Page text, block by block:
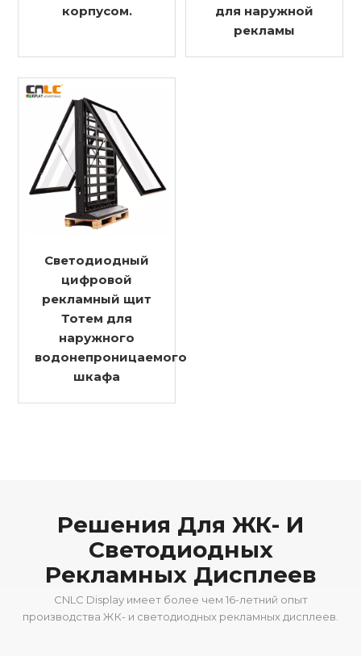
корпусом.
для наружной
рекламы
Светодиодный
цифровой
рекламный щит
Тотем для
наружного
водонепроницаемого
шкафа
Решения Для ЖК- И
Светодиодных
Рекламных Дисплеев
CNLC Display имеет более чем 16-летний опыт
производства ЖК- и светодиодных рекламных дисплеев.